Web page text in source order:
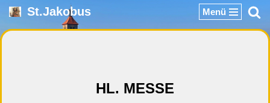
Zum
St.Jakobus Menü
HL. MESSE